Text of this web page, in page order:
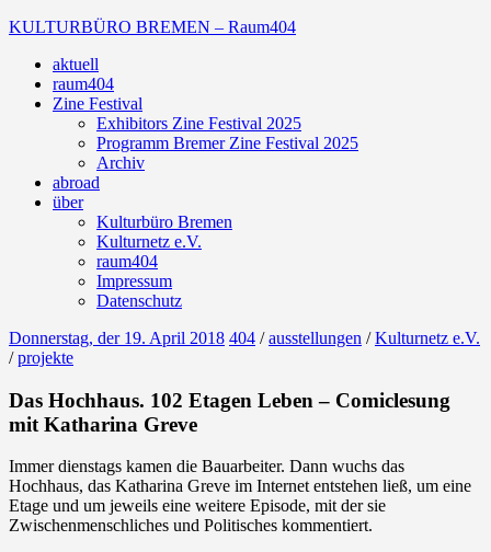
Zum
springen
KULTURBÜRO BREMEN – Raum404
Galerie
aktuell
raum404
Zine Festival
Exhibitors Zine Festival 2025
Programm Bremer Zine Festival 2025
Archiv
abroad
über
Kulturbüro Bremen
Kulturnetz e.V.
raum404
Impressum
Datenschutz
Donnerstag, der 19. April 2018 404 /ausstellungen /Kulturnetz e.V.
/projekte
Das Hochhaus. 102 Etagen Leben – Comiclesung
mit Katharina Greve
Immer dienstags kamen die Bauarbeiter. Dann wuchs das
Hochhaus, das Katharina Greve im Internet entstehen ließ, um eine
Etage und um jeweils eine weitere Episode, mit der sie
Zwischenmenschliches und Politisches kommentiert.